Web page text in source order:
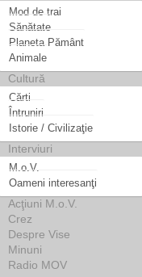
Mod de trai
Sănătate
Planeta Pământ
Animale
Cultură
Cărti
Întruniri
Istorie / Civilizaţie
Interviuri
M.o.V.
Oameni interesanţi
Acţiuni M.o.V.
Crez
Despre Vise
Minuni
Radio MOV